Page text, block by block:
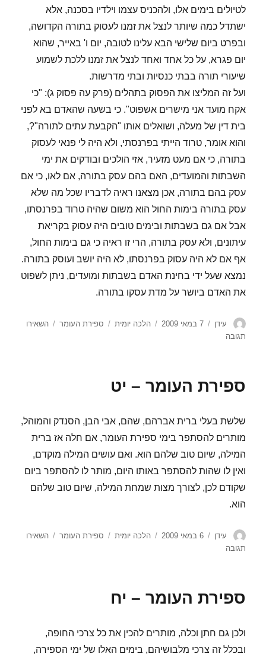
לטיולים בימים אלו, ולהכניס עצמו וילדיו בסכנה, אלא
ישתדל כמה שיותר לנצל את זמנו לעסוק בתורה הקדושה,
ובפרט ביום שלישי הבא עלינו לטובה, יום ו' באייר, שהוא
יום פגרא, על כל אחד ואחד לנצל את זמנו ללכת לשמוע
שיעורי תורה בבתי כנסיות ובתי מדרשות.
ועל זה המליצו את הפסוק בתהלים (פרק עה פסוק ג): "כי
אקח מועד אני מישרים אשפוט". כי בשעה שהאדם בא לפני
בית דין של מעלה, ושואלים אותו "הקבעת עתים לתורה"?,
והוא אומר, טרוד הייתי בפרנסתי, ולא היה לי פנאי לעסוק
בתורה, כי אם מעט מזעיר, אזי הולכים ובודקים את ימי
השבתות והמועדים, האם בהם עסק בתורה, אם לאו, כי אם
עסק בהם בתורה, אכן מצאנו ראיה לדבריו שכל מה שלא
עסק בתורה בימות החול הוא משום שהיה טרוד בפרנסתו,
אבל אם גם בשבתות ובימים טובים היה עסוק בקריאת
עיתונים, ולא עסק בתורה, הרי זו ראיה כי גם בימות החול,
אף אם לא היה עסוק בפרנסתו, לא היה יושב ועוסק בתורה.
נמצא שעל ידי בחינת האדם בשבתות ומועדים, ניתן לשפוט
את האדם ביושר על מדת עסקו בתורה.
מחבר
עידן
פורסם
7 במאי 2009 קטגוריות
הלכה יומית תגיות
ספירת העומר
השאירו
תגובה
כ
ספירת העומר – יט
שלשת בעלי ברית אברהם, שהם, אבי הבן, הסנדק והמוהל,
מותרים להסתפר בימי ספירת העומר, אם חלה אז ברית
המילה, שיום טוב שלהם הוא. ואם עושים המילה מוקדם,
ואין לו שהות להסתפר באותו היום, מותר לו להסתפר ביום
שקודם לכן, לצורך מצות שמחת המילה, שיום טוב שלהם
הוא.
מחבר
עידן
פורסם
6 במאי 2009 קטגוריות
הלכה יומית תגיות
ספירת העומר
השאירו
תגובה
יט
ספירת העומר – יח
ולכן גם חתן וכלה, מותרים להכין את כל צרכי החופה,
ובכלל זה צרכי מלבושיהם, בימים האלו של ימי הספירה,